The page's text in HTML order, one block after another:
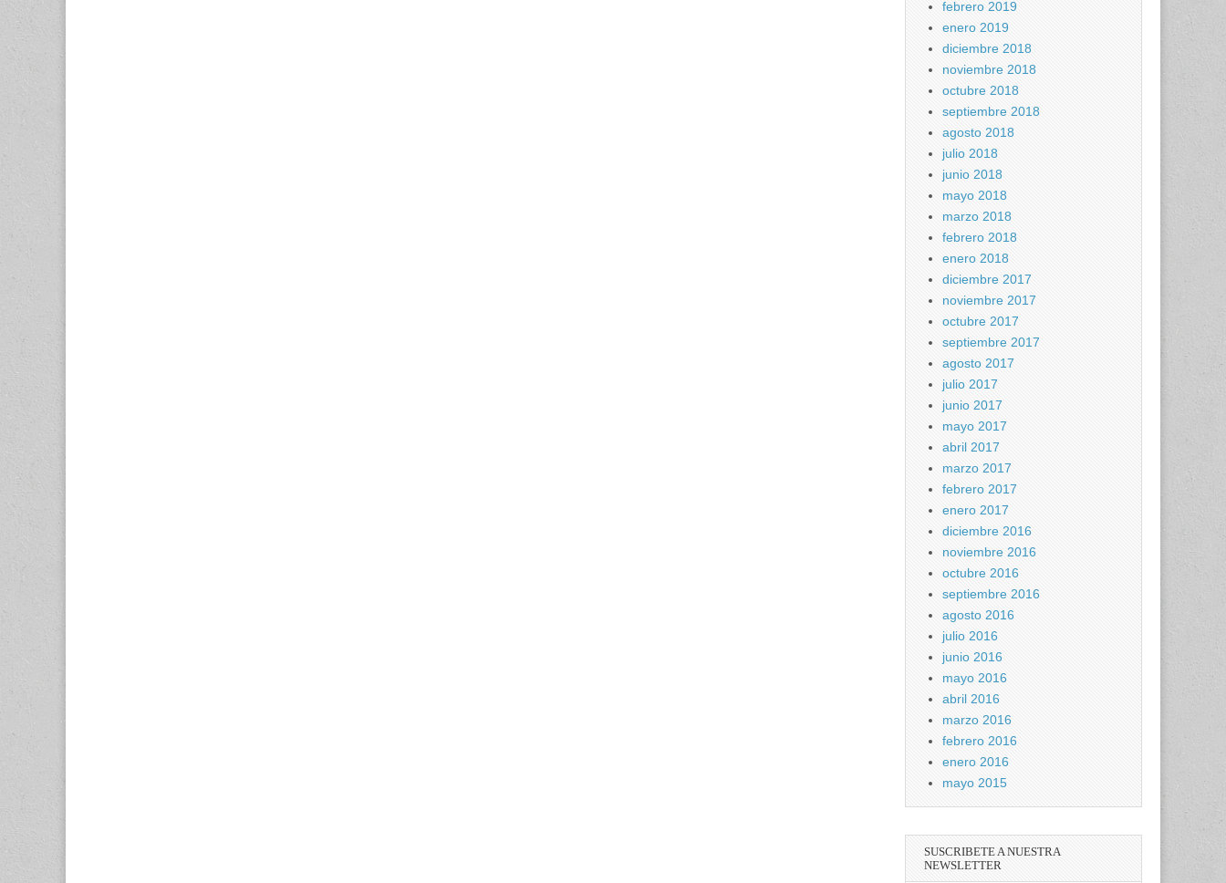
febrero 2019
enero 2019
diciembre 2018
noviembre 2018
octubre 2018
septiembre 2018
agosto 2018
julio 2018
junio 2018
mayo 2018
marzo 2018
febrero 2018
enero 2018
diciembre 2017
noviembre 2017
octubre 2017
septiembre 2017
agosto 2017
julio 2017
junio 2017
mayo 2017
abril 2017
marzo 2017
febrero 2017
enero 2017
diciembre 2016
noviembre 2016
octubre 2016
septiembre 2016
agosto 2016
julio 2016
junio 2016
mayo 2016
abril 2016
marzo 2016
febrero 2016
enero 2016
mayo 2015
SUSCRIBETE A NUESTRA
NEWSLETTER